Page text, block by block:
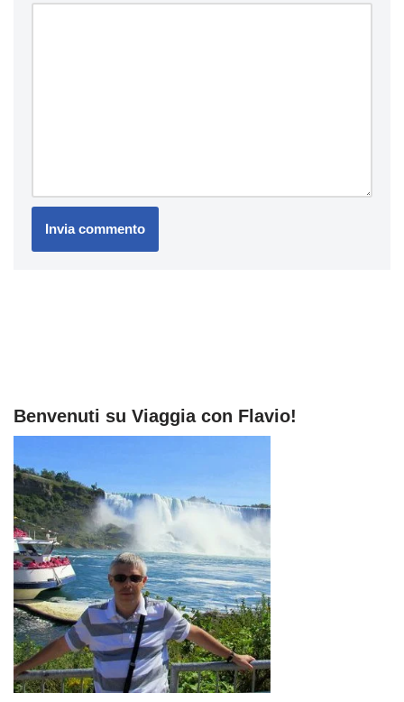
Benvenuti su Viaggia con Flavio!